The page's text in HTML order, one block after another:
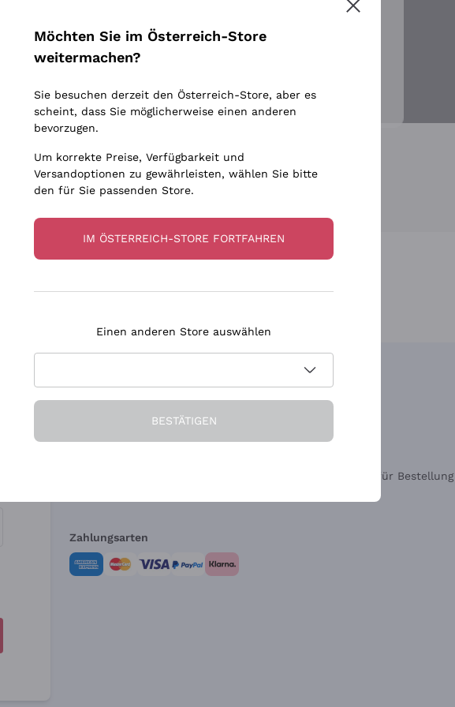
Occhipinti Arianna
Biondi Santi
Argiolas
Zenato
Ca' dei Frati
Chardonnay
Die Firma Brauchen Sie Hilfe?
Widerrufsformular für Bestellung
Zahlungsarten
Informationen finden Sie in unserem Datenschutz-Bestimmungen
Möchten Sie im Österreich-Store
weitermachen?
Sie besuchen derzeit den Österreich-Store, aber es
scheint, dass Sie möglicherweise einen anderen
bevorzugen.
Um korrekte Preise, Verfügbarkeit und
Versandoptionen zu gewährleisten, wählen Sie bitte
den für Sie passenden Store.
IM ÖSTERREICH-STORE FORTFAHREN
Einen anderen Store auswählen
BESTÄTIGEN